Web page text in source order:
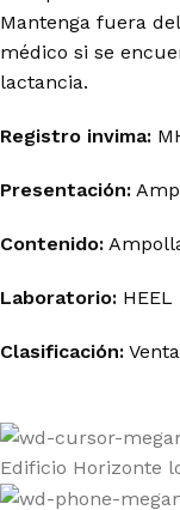
Mantenga fuera
médico si se
lactancia.
Registro invima:
Presentación:
Contenido:
Laboratorio: HEEL
Clasificación:
Edificio Horizonte